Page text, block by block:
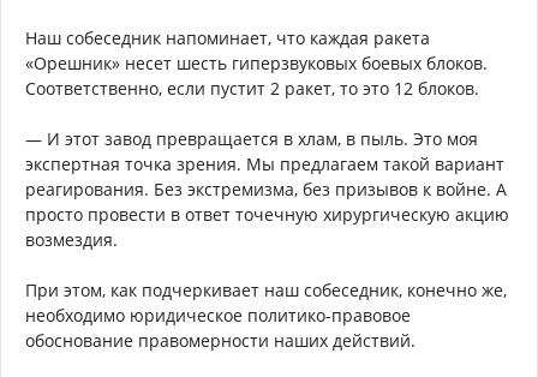
Наш собеседник напоминает, что каждая ракета
«Орешник» несет шесть гиперзвуковых боевых блоков.
Соответственно, если пустит 2 ракет, то это 12 блоков.
— И этот завод превращается в хлам, в пыль. Это моя
экспертная точка зрения. Мы предлагаем такой вариант
реагирования. Без экстремизма, без призывов к войне. А
просто провести в ответ точечную хирургическую акцию
возмездия.
При этом, как подчеркивает наш собеседник, конечно же,
необходимо юридическое политико-правовое
обоснование правомерности наших действий.